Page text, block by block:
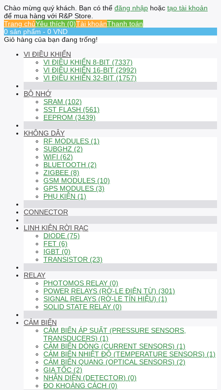
Chào mừng quý khách. Bạn có thể đăng nhập hoặc tạo tài khoản
để mua hàng với R&P Store.
Trang chủYêu thích (0)Tài khoảnThanh toán
0 sản phẩm - 0 VND
Giỏ hàng của bạn đang trống!
VI ĐIỀU KHIỂN
VI ĐIỀU KHIỂN 8-BIT (7337)
VI ĐIỀU KHIỂN 16-BIT (2992)
VI ĐIỀU KHIỂN 32-BIT (1757)
BỘ NHỚ
SRAM (102)
SST FLASH (561)
EEPROM (3439)
KHÔNG DÂY
RF MODULES (1)
SUBGHZ (2)
WIFI (62)
BLUETOOTH (2)
ZIGBEE (8)
GSM MODULES (10)
GPS MODULES (3)
PHỤ KIỆN (1)
CONNECTOR
LINH KIỆN RỜI RẠC
DIODE (75)
FET (6)
IGBT (0)
TRANSISTOR (23)
RELAY
PHOTOMOS RELAY (0)
POWER RELAYS (RỜ-LE ĐIỆN TỪ) (301)
SIGNAL RELAYS (RỜ-LE TÍN HIỆU) (1)
SOLID STATE RELAY (0)
CẢM BIẾN
CẢM BIẾN ÁP SUẤT (PRESSURE SENSORS,
TRANSDUCERS) (1)
CẢM BIẾN DÒNG (CURRENT SENSORS) (1)
CẢM BIẾN NHIỆT ĐỘ (TEMPERATURE SENSORS) (1)
CẢM BIẾN QUANG (OPTICAL SENSORS) (2)
GIA TỐC (2)
NHẬN DIỆN (DETECTOR) (0)
ĐO KHOẢNG CÁCH (0)